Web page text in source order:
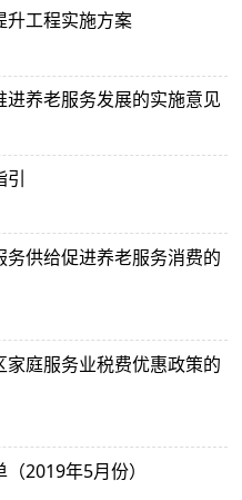
升工程实施方案
养老服务发展的实施意见
引
供给促进养老服务消费的
庭服务业税费优惠政策的
2019年5月份）